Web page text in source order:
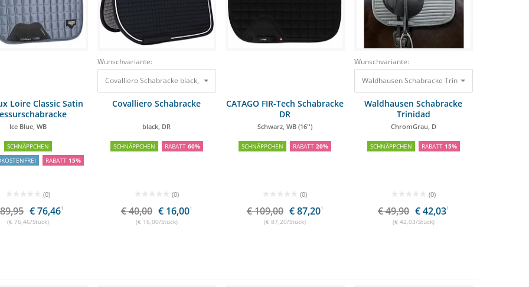
Loire Classic Satin
Ice Blue, WB
SCHNÄPPCHEN
RABATT 15%
(0)
€ 76,461
(€ 76,46/Stück)
Wunschvariante:
Covalliero Schabracke black, DR
Covalliero Schabracke
black, DR
SCHNÄPPCHEN RABATT 60%
(0)
€ 40,00 € 16,001
(€ 16,00/Stück)
CATAGO FIR-Tech Schabracke
DR
Schwarz, WB (16'')
SCHNÄPPCHEN RABATT20%
(0)
€ 109,00 € 87,201
(€ 87,20/Stück)
Wunschvariante:
Waldhausen Schabracke Trinidad ChromGrau, D
Waldhausen Schabracke
Trinidad
ChromGrau, D
SCHNÄPPCHEN RABATT 15%
(0)
€ 49,90 € 42,031
(€ 42,03/Stück)